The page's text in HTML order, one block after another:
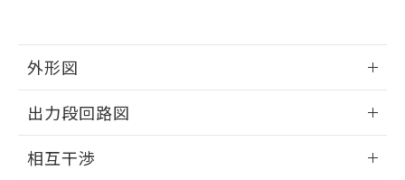
外形図
外形図
出力段回路図
相互干渉
用者の範囲」に記載されている法人を
指します。
EU RoHS指令（10物質）の非含有証明書
51物質の非含有証明書（当社基準）
るもので、過去に遡って非含有を証明する
ものではありません。
また、RoHS指令のフタル酸エステル類４
物質の対応では、対応完了までの期間は出